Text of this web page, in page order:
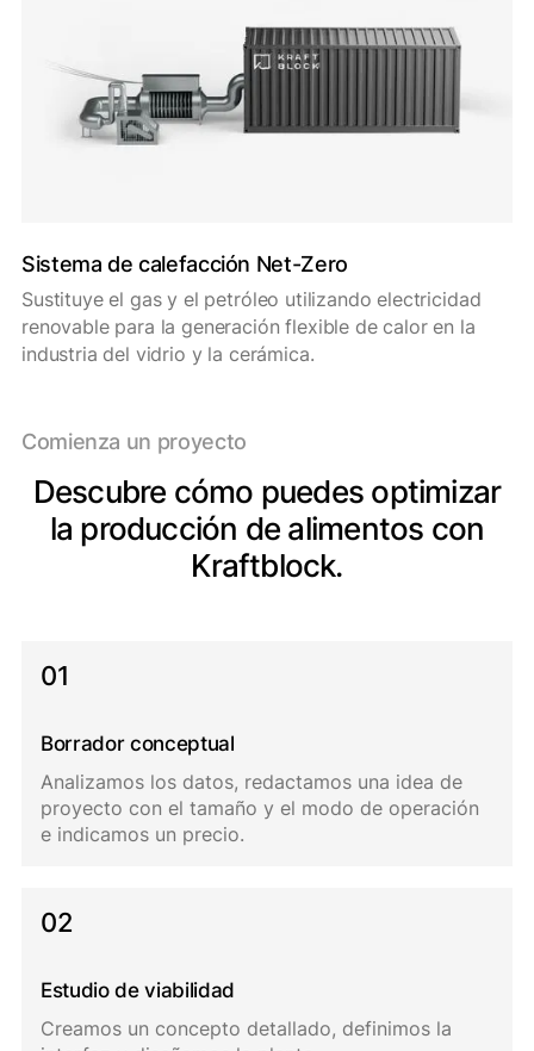
Sistema de calefacción Net-Zero
Sustituye el gas y el petróleo utilizando electricidad
renovable para la generación flexible de calor en la
industria del vidrio y la cerámica.
Comienza un proyecto
Descubre cómo puedes optimizar
la producción de alimentos con
Kraftblock.
01
Borrador conceptual
Analizamos los datos, redactamos una idea de
proyecto con el tamaño y el modo de operación
e indicamos un precio.
02
Estudio de viabilidad
Creamos un concepto detallado, definimos la